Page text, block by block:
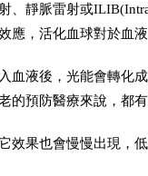
、靜脈雷射或
應，活化血球對於血
血液後，光能會轉化
的預防醫療來說，都有
效果也會慢慢出現，